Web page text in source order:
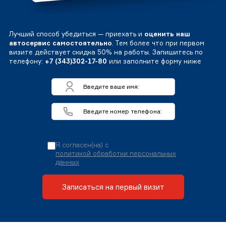
Лучший способ убедиться — приехать и оценить наш
автосервис самостоятельно . Тем более что при первом
визите действует скидка 50% на работы. Запишитесь по
телефону: +7 (343)302-17-80 или заполните форму ниже
Я согласен(на) с
политикой обработки персональных
данных
Записаться на первый визит